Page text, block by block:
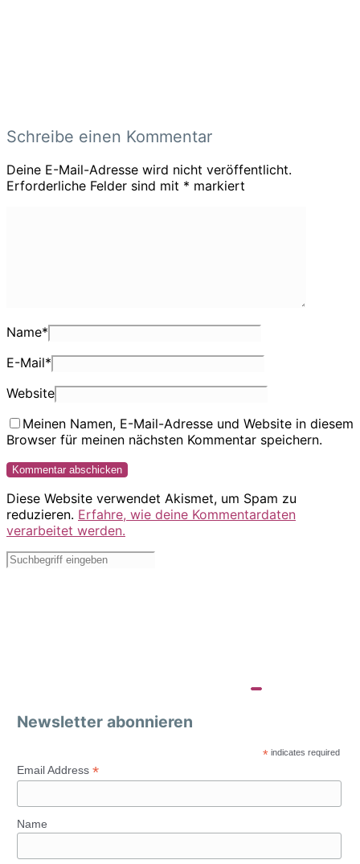
Schreibe einen Kommentar
Deine E-Mail-Adresse wird nicht veröffentlicht.
Erforderliche Felder sind mit * markiert
Name*
E-Mail*
Website
Meinen Namen, E-Mail-Adresse und Website in diesem
Browser für meinen nächsten Kommentar speichern.
Diese Website verwendet Akismet, um Spam zu
reduzieren. Erfahre, wie deine Kommentardaten
verarbeitet werden.
Newsletter abonnieren
* indicates required
Email Address *
Name